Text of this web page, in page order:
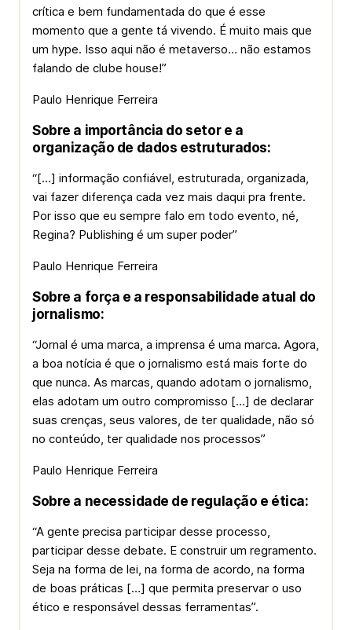
crítica e bem fundamentada do que é esse
momento que a gente tá vivendo. É muito mais que
um hype. Isso aqui não é metaverso… não estamos
falando de clube house!”
Paulo Henrique Ferreira
Sobre a importância do setor e a
organização de dados estruturados:
“[…] informação confiável, estruturada, organizada,
vai fazer diferença cada vez mais daqui pra frente.
Por isso que eu sempre falo em todo evento, né,
Regina? Publishing é um super poder”
Paulo Henrique Ferreira
Sobre a força e a responsabilidade atual do
jornalismo:
“Jornal é uma marca, a imprensa é uma marca. Agora,
a boa notícia é que o jornalismo está mais forte do
que nunca. As marcas, quando adotam o jornalismo,
elas adotam um outro compromisso […] de declarar
suas crenças, seus valores, de ter qualidade, não só
no conteúdo, ter qualidade nos processos”
Paulo Henrique Ferreira
Sobre a necessidade de regulação e ética:
“A gente precisa participar desse processo,
participar desse debate. E construir um regramento.
Seja na forma de lei, na forma de acordo, na forma
de boas práticas […] que permita preservar o uso
ético e responsável dessas ferramentas”.